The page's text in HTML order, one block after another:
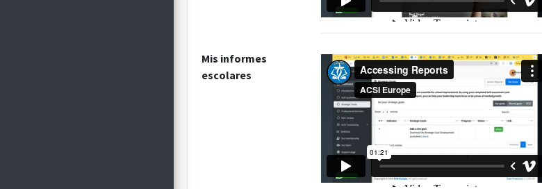
Mis informes
escolares